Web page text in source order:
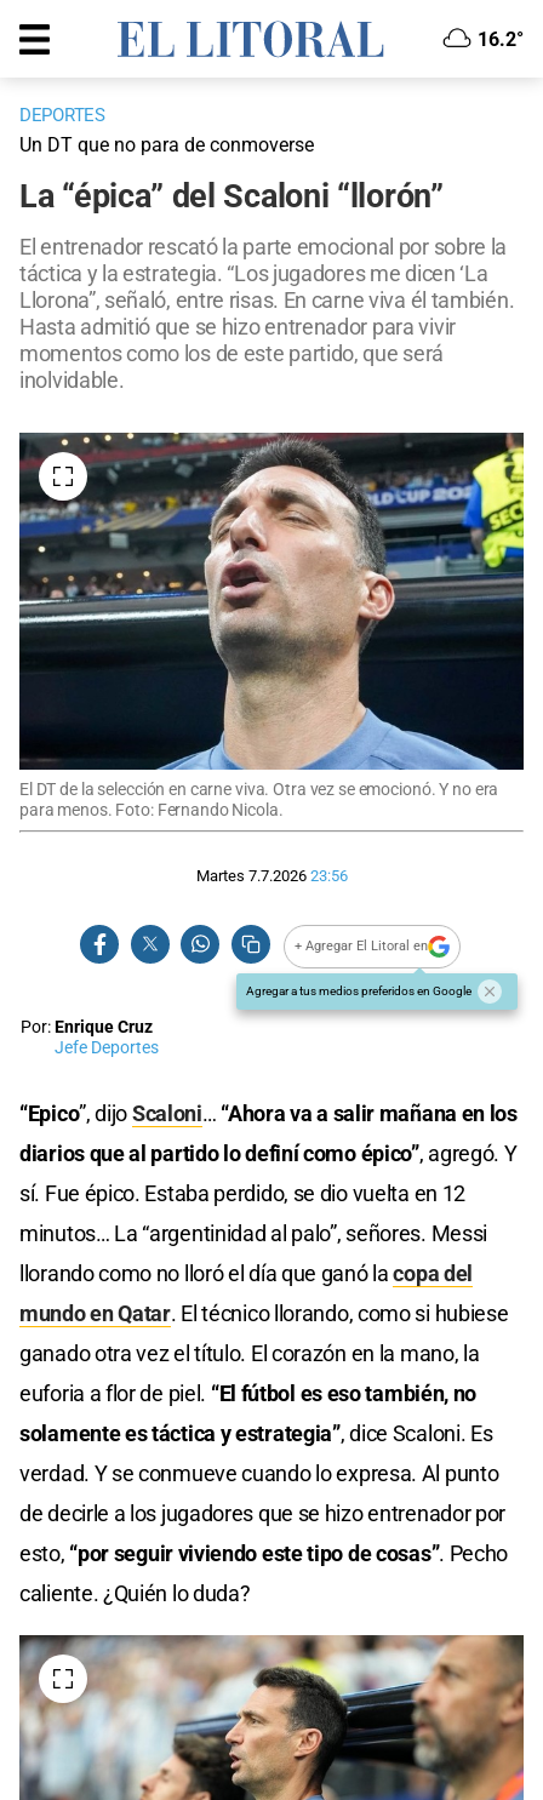
16.2°
DEPORTES
Un DT que no para de conmoverse
La “épica” del Scaloni “llorón”
El entrenador rescató la parte emocional por sobre la
táctica y la estrategia. “Los jugadores me dicen ‘La
Llorona”, señaló, entre risas. En carne viva él también.
Hasta admitió que se hizo entrenador para vivir
momentos como los de este partido, que será
inolvidable.
El DT de la selección en carne viva. Otra vez se emocionó. Y no era
para menos. Foto: Fernando Nicola.
Martes 7.7.2026 23:56
+ Agregar El Litoral en
Agregar a tus medios preferidos en Google
Por:Enrique Cruz
Jefe Deportes
“Epico”, dijoScaloni… “Ahora va a salir mañana en los
diarios que al partido lo definí como épico”, agregó. Y
sí. Fue épico. Estaba perdido, se dio vuelta en 12
minutos… La “argentinidad al palo”, señores. Messi
llorando como no lloró el día que ganó lacopa del
mundo en Qatar. El técnico llorando, como si hubiese
ganado otra vez el título. El corazón en la mano, la
euforia a flor de piel. “El fútbol es eso también, no
solamente es táctica y estrategia”, dice Scaloni. Es
verdad. Y se conmueve cuando lo expresa. Al punto
de decirle a los jugadores que se hizo entrenador por
esto, “por seguir viviendo este tipo de cosas”. Pecho
caliente. ¿Quién lo duda?